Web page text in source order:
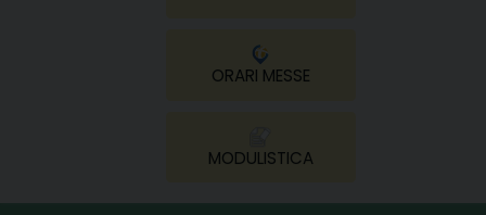
ORARI MESSE
MODULISTICA